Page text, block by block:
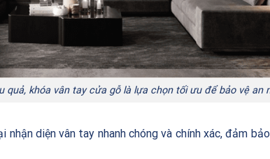
quả, khóa vân tay cửa gỗ là lựa chọn tối ưu để bảo vệ an
nhận diện vân tay nhanh chóng và chính xác, đảm